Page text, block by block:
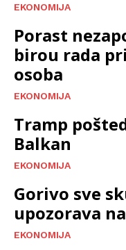
EKONOMIJA
Porast
birou rada
osoba
EKONOMIJA
Tramp
Balkan
EKONOMIJA
Gorivo sve
upozorava
EKONOMIJA